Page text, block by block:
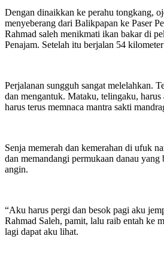
Dengan dinaikkan ke perahu tongkang,
menyeberang dari Balikpapan ke Paser
Rahmad saleh menikmati ikan bakar di
Penajam. Setelah itu berjalan 54
Perjalanan sungguh sangat melelahkan.
dan mengantuk. Mataku, telingaku,
harus terus memnaca mantra sakti
Senja memerah dan kemerahan di ufuk
dan memandangi permukaan danau yang
angin.
“Aku harus pergi dan besok pagi aku
Rahmad Saleh, pamit, lalu raib entah ke
lagi dapat aku lihat.